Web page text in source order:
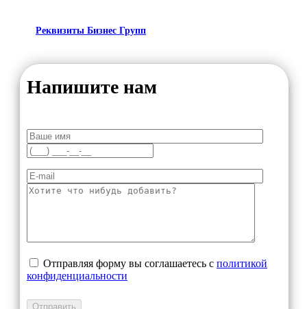
Реквизиты Бизнес Групп
Напишите нам
Отправляя форму вы соглашаетесь с политикой
конфиденциальности